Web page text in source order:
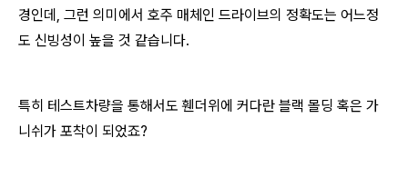
경인데, 그런 의미에서 호주 매체인 드라이브의 정확도는 어느정
도 신빙성이 높을 것 같습니다.
특히 테스트차량을 통해서도 휀더위에 커다란 블랙 몰딩 혹은 가
니쉬가 포착이 되었죠?